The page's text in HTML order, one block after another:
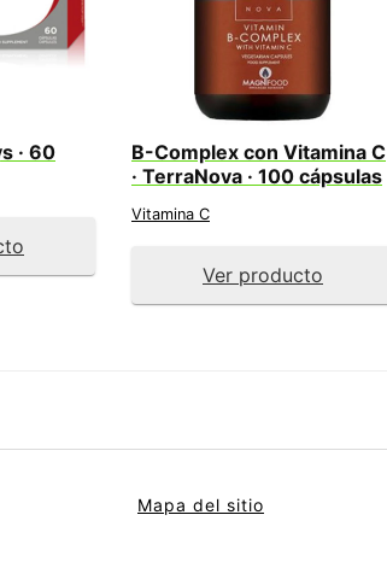
· 60
B-Complex con Vitamina C
· TerraNova · 100 cápsulas
Vitamina C
Ver producto
Mapa del sitio